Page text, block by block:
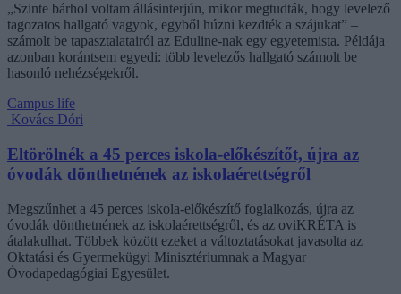
„Szinte bárhol voltam állásinterjún, mikor megtudták, hogy levelező
tagozatos hallgató vagyok, egyből húzni kezdték a szájukat” –
számolt be tapasztalatairól az Eduline-nak egy egyetemista. Példája
azonban korántsem egyedi: több levelezős hallgató számolt be
hasonló nehézségekről.
Campus life
Kovács Dóri
Eltörölnék a 45 perces iskola-előkészítőt, újra az
óvodák dönthetnének az iskolaérettségről
Megszűnhet a 45 perces iskola-előkészítő foglalkozás, újra az
óvodák dönthetnének az iskolaérettségről, és az oviKRÉTA is
átalakulhat. Többek között ezeket a változtatásokat javasolta az
Oktatási és Gyermekügyi Minisztériumnak a Magyar
Óvodapedagógiai Egyesület.